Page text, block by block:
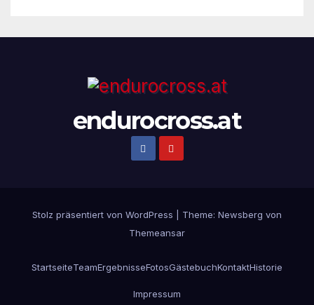
endurocross.at
Stolz präsentiert von WordPress Theme: Newsberg von
Themeansar
StartseiteTeamErgebnisseFotosGästebuchKontaktHistorie
Impressum